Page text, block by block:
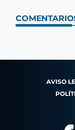
AVISO